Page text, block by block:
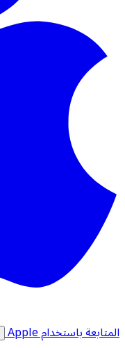
المتابعة باستخدام Apple